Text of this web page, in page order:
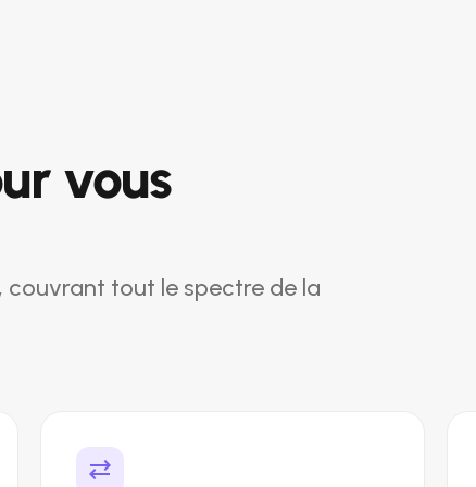
vous
tout le spectre de la
sync_alt